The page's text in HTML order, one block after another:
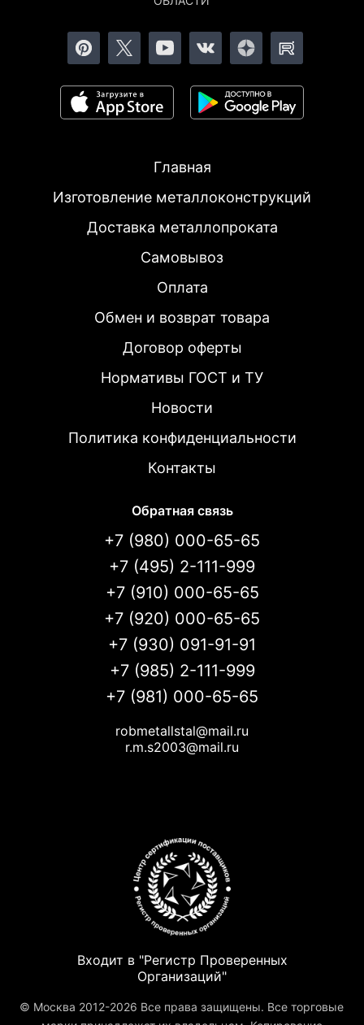
Главная
Изготовление металлоконструкций
Доставка металлопроката
Самовывоз
Оплата
Обмен и возврат товара
Договор оферты
Нормативы ГОСТ и ТУ
Новости
Политика конфиденциальности
Контакты
Обратная связь
+7 (980) 000-65-65
+7 (495) 2-111-999
+7 (910) 000-65-65
+7 (920) 000-65-65
+7 (930) 091-91-91
+7 (985) 2-111-999
+7 (981) 000-65-65
robmetallstal@mail.ru
r.m.s2003@mail.ru
Входит в "Регистр Проверенных
Организаций"
© Москва 2012-2026 Все права защищены. Все торговые